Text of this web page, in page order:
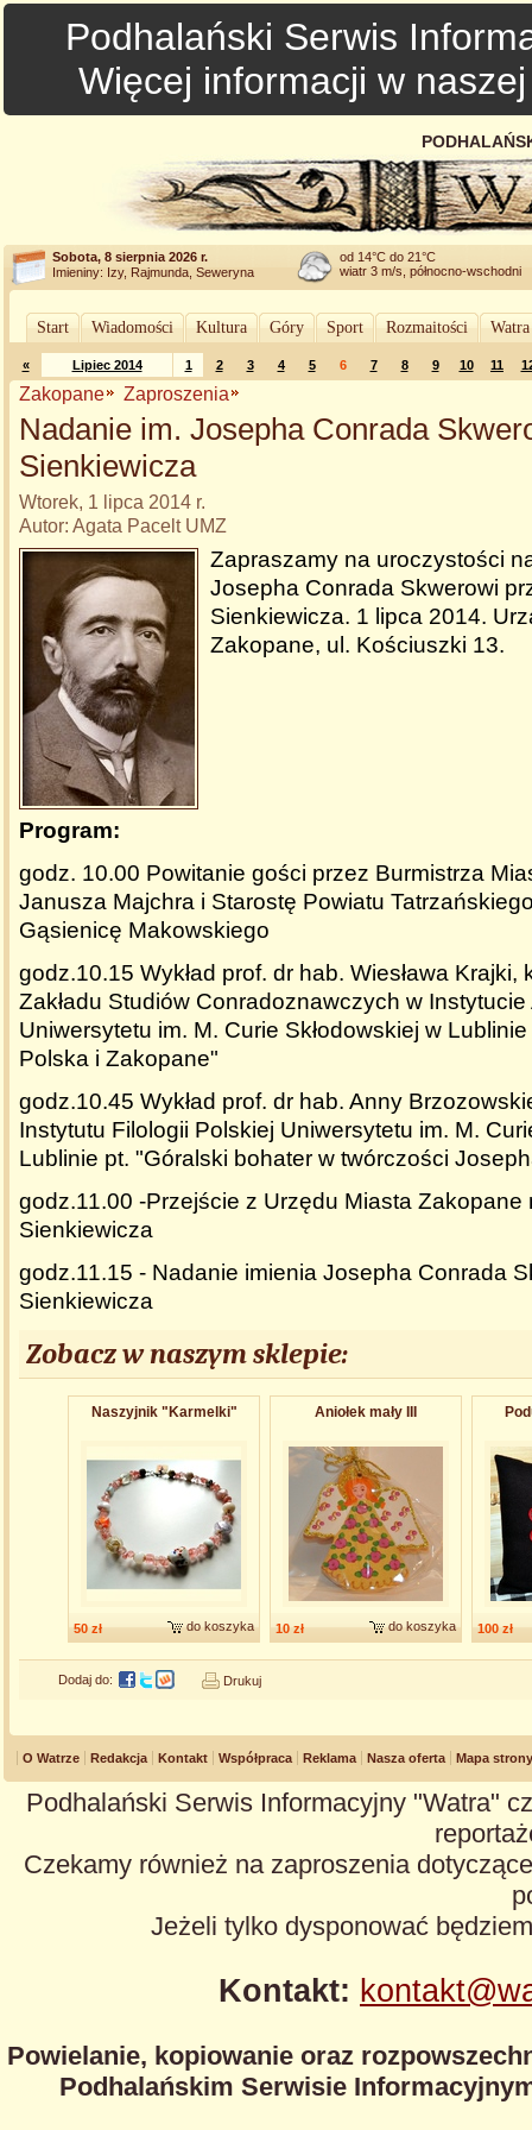
Podhalański Serwis
Więcej informacji w
Sobota, 8 sierpnia 2026 r.
Imieniny: Izy, Rajmunda, Seweryna
od 14°C do 21°C
wiatr 3 m/s, północno-wschodni
Start Wiadomości Kultura Góry Sport Rozmaitości
« Lipiec 2014 1 2 3 4 5 6 7 8 9 10 11
Zakopane Zaproszenia
Nadanie im. Josepha Conrada
Sienkiewicza
Wtorek, 1 lipca 2014 r.
Autor: Agata Pacelt UMZ
Zapraszamy na uroczystości
Josepha Conrada Skwerowi
Sienkiewicza. 1 lipca 2014.
Zakopane, ul. Kościuszki 13.
Program:
godz. 10.00 Powitanie gości przez Burmistrza
Janusza Majchra i Starostę Powiatu
Gąsienicę Makowskiego
godz.10.15 Wykład prof. dr hab. Wiesława Krajki,
Zakładu Studiów Conradoznawczych w Instytucie
Uniwersytetu im. M. Curie Skłodowskiej w
Polska i Zakopane"
godz.10.45 Wykład prof. dr hab. Anny
Instytutu Filologii Polskiej Uniwersytetu im. M.
Lublinie pt. "Góralski bohater w twórczości
godz.11.00 -Przejście z Urzędu Miasta Zakopane
Sienkiewicza
godz.11.15 - Nadanie imienia Josepha Conrada
Sienkiewicza
Zobacz w naszym sklepie:
Naszyjnik "Karmelki"
50 zł do koszyka
Aniołek mały III
10 zł do koszyka 100 zł
Dodaj do: Drukuj
O Watrze Redakcja Kontakt Współpraca Reklama Nasza oferta Mapa strony
Podhalański Serwis Informacyjny "Watra"
Czekamy również na zaproszenia
Jeżeli tylko dysponować
Kontakt:
Powielanie, kopiowanie oraz
Podhalańskim Serwisie